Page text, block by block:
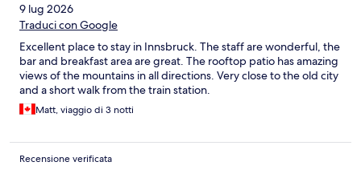
9 lug 2026
Traduci con Google
Excellent place to stay in Innsbruck. The staff are wonderful, the
bar and breakfast area are great. The rooftop patio has amazing
views of the mountains in all directions. Very close to the old city
and a short walk from the train station.
Matt, viaggio di 3 notti
Recensione verificata